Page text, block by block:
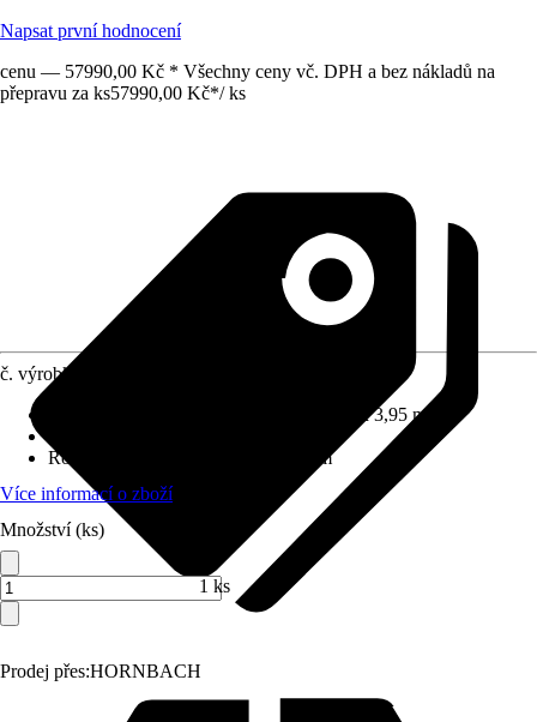
Napsat první hodnocení
cenu — 57990,00 Kč * Všechny ceny vč. DPH a bez nákladů na
přepravu za ks57990,00 Kč*/ ks
Prodej přes:HORNBACH
č. výrobku
3,95 x 3,95 m
Rozměry sloupů/sloupků
10 x 10 cm
Více informací o zboží
Množství (ks)
1 ks